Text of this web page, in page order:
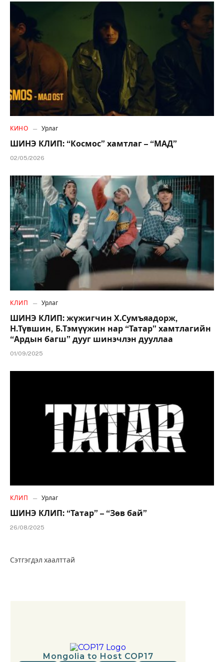
КИНО Урлаг
ШИНЭ КЛИП: “Космос” хамтлаг – “МАД”
02/05/2026
КЛИП Урлаг
ШИНЭ КЛИП: жүжигчин Х.Сумъяадорж,
Н.Түвшин, Б.Тэмүүжин нар “Татар” хамтлагийн
“Ардын багш” дууг шинэчлэн дууллаа
01/09/2025
КЛИП Урлаг
ШИНЭ КЛИП: “Татар” – “Зөв бай”
26/08/2025
Сэтгэгдэл хаалттай